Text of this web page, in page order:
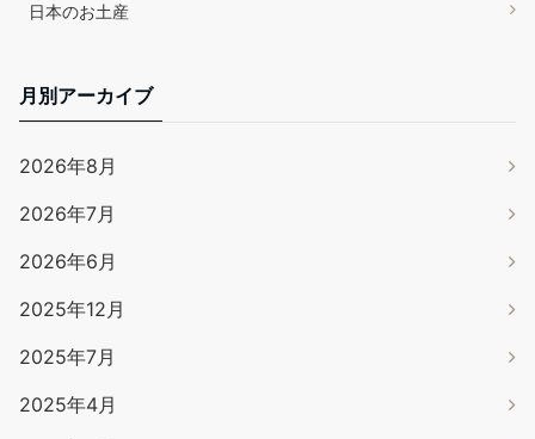
日本のお土産
月別アーカイブ
2026年8月
2026年7月
2026年6月
2025年12月
2025年7月
2025年4月